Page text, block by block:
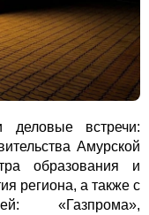
встречи:
Амурской
образования и
региона, а также с
«Газпрома»,